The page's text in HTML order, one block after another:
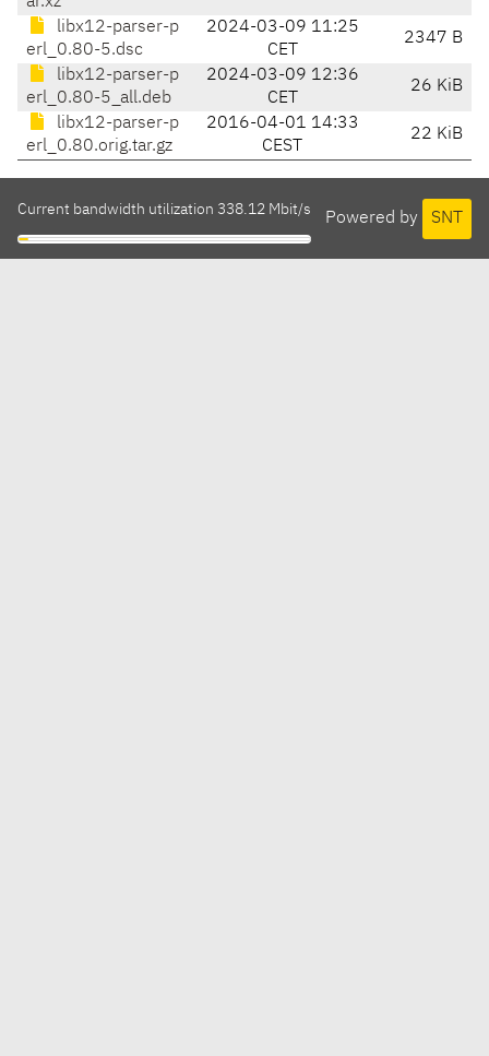
libx12-parser-p
erl_0.80-5.dsc
2024-03-09 11:25
CET
2347 B
libx12-parser-p
erl_0.80-5_all.deb
2024-03-09 12:36
CET
26 KiB
libx12-parser-p
erl_0.80.orig.tar.gz
2016-04-01 14:33
CEST
22 KiB
Powered by SNT
Current bandwidth utilization 338.12 Mbit/s